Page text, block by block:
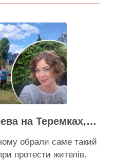
Шкода кожного дерева на Теремках, але тепло мають подати в 400 будинків – депутатка Київради
обрали саме такий
протести жителів.